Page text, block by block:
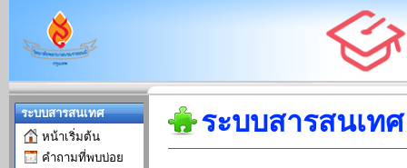
ระบบสารสนเทศ
หน้าเริ่มต้น
คำถามที่พบบ่อย
ระบบสารสนเทศ